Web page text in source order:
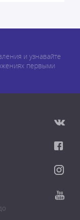
и узнавайте
первыми